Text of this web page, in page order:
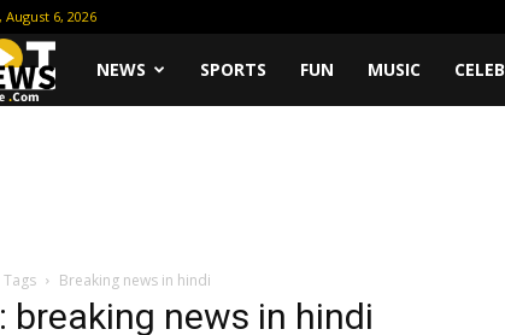
6, 2026
HotNEWS SPORTS FUN MUSIC CELEB
Tags Breaking news in hindi
breaking news in hindi